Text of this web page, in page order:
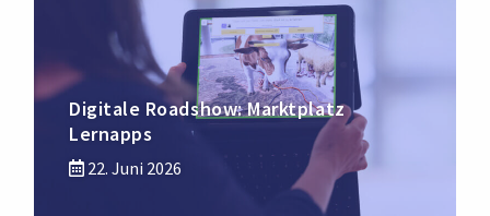
Digitale Roadshow: Marktplatz
Lernapps
22. Juni 2026